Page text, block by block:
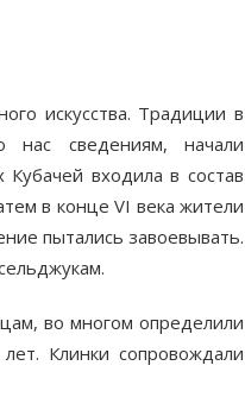
искусства. Традиции в
сведениям, начали
входила в состав
в конце VI века жители
пытались завоевывать.
во многом определили
Клинки сопровождали